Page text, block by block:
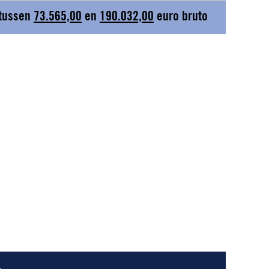
73.565,00 en 190.032,00 euro bruto